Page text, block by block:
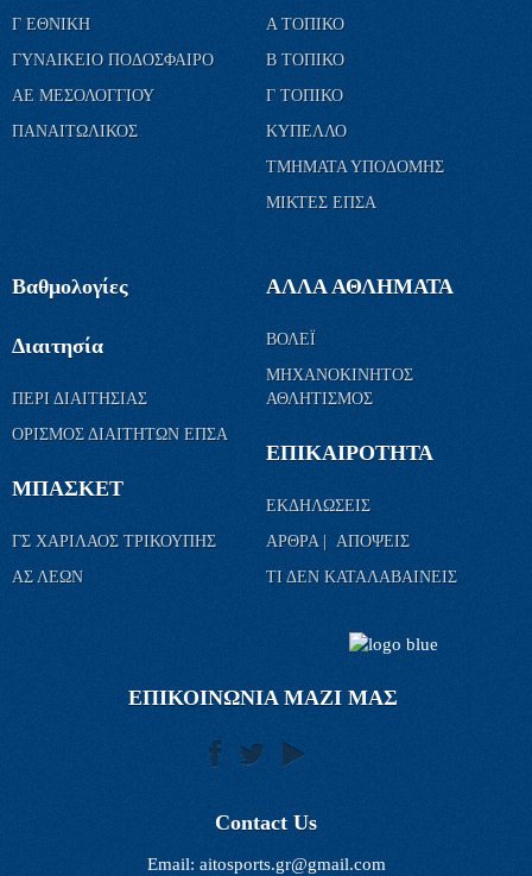
Γ ΕΘΝΙΚΗ
ΓΥΝΑΙΚΕΙΟ ΠΟΔΟΣΦΑΙΡΟ
ΑΕ ΜΕΣΟΛΟΓΓΙΟΥ
ΠΑΝΑΙΤΩΛΙΚΟΣ
Α ΤΟΠΙΚΟ
Β ΤΟΠΙΚΟ
Γ ΤΟΠΙΚΟ
ΚΥΠΕΛΛΟ
ΤΜΗΜΑΤΑ ΥΠΟΔΟΜΗΣ
ΜΙΚΤΕΣ ΕΠΣΑ
Βαθμολογίες
Διαιτησία
ΠΕΡΙ ΔΙΑΙΤΗΣΙΑΣ
ΟΡΙΣΜΟΣ ΔΙΑΙΤΗΤΩΝ ΕΠΣΑ
ΜΠΑΣΚΕΤ
ΓΣ ΧΑΡΙΛΑΟΣ ΤΡΙΚΟΥΠΗΣ
ΑΣ ΛΕΩΝ
ΑΛΛΑ ΑΘΛΗΜΑΤΑ
ΒΟΛΕΪ
ΜΗΧΑΝΟΚΙΝΗΤΟΣ
ΑΘΛΗΤΙΣΜΟΣ
ΕΠΙΚΑΙΡΟΤΗΤΑ
ΕΚΔΗΛΩΣΕΙΣ
ΑΡΘΡΑ | ΑΠΟΨΕΙΣ
ΤΙ ΔΕΝ ΚΑΤΑΛΑΒΑΙΝΕΙΣ
ΕΠΙΚΟΙΝΩΝΙΑ ΜΑΖΙ ΜΑΣ
Contact Us
Email: aitosports.gr@gmail.com